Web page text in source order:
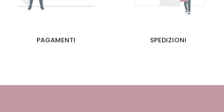
PAGAMENTI SPEDIZIONI